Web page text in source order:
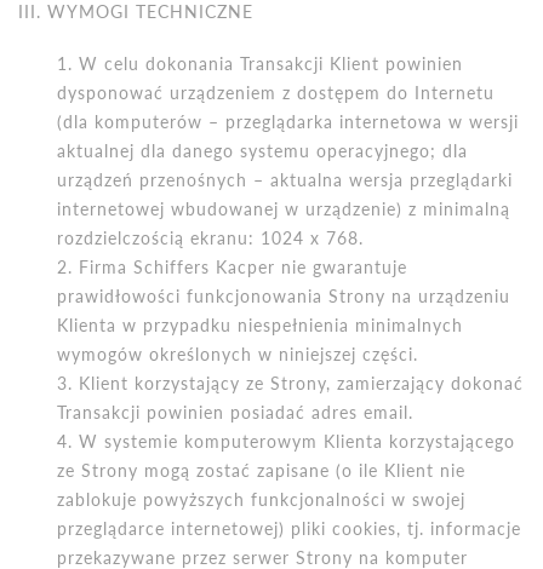
III. WYMOGI TECHNICZNE
W celu dokonania Transakcji Klient powinien
dysponować urządzeniem z dostępem do Internetu
(dla komputerów – przeglądarka internetowa w wersji
aktualnej dla danego systemu operacyjnego; dla
urządzeń przenośnych – aktualna wersja przeglądarki
internetowej wbudowanej w urządzenie) z minimalną
rozdzielczością ekranu: 1024 x 768.
Firma Schiffers Kacper nie gwarantuje
prawidłowości funkcjonowania Strony na urządzeniu
Klienta w przypadku niespełnienia minimalnych
wymogów określonych w niniejszej części.
Klient korzystający ze Strony, zamierzający dokonać
Transakcji powinien posiadać adres email.
W systemie komputerowym Klienta korzystającego
ze Strony mogą zostać zapisane (o ile Klient nie
zablokuje powyższych funkcjonalności w swojej
przeglądarce internetowej) pliki cookies, tj. informacje
przekazywane przez serwer Strony na komputer